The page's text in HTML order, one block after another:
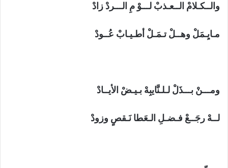
والــكـلامْ الــعـذبْ لـــوْ مِ الـــردْ زادْ
مـايِـمَلْ وهــلْ تـمَـلْ أطـيـابْ عُــودْ
ومـــنْ بـــذَلْ لـلـنَّايبِهْ بـيـضْ الأيــادْ
لــهْ رجَــعْ فـضـلِ الـعَطا نَـقصٍ وزودْ